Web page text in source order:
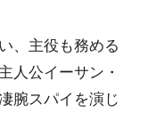
、主役も務める
人公イーサン・
腕スパイを演じ